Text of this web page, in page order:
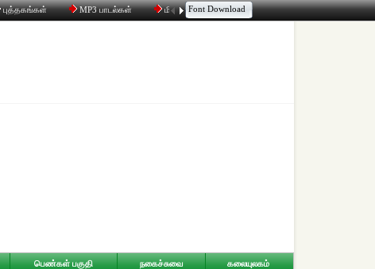
புத்தகங்கள் MP3 பாடல்கள் மின்னஞ்சல் திரட்டி உரையாடல்
Font Download
பெண்கள் பகுதி நகைச்சுவை கலையுலகம்